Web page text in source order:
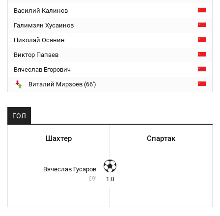
Василий Калинов
Галимзян Хусаинов
Николай Осянин
Виктор Папаев
Вячеслав Егорович
Виталий Мирзоев (66')
ГОЛ
Шахтер Спартак
Вячеслав Гусаров
69' 1:0